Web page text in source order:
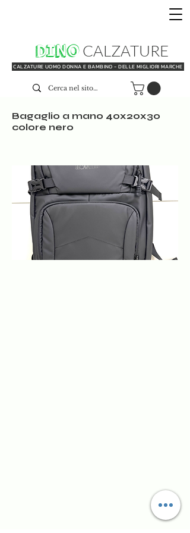
DINO
CALZATURE UOMO DONNA E BAMBINO - DELLE MIGLIORI MARCHE
CALZATURE
Bagaglio a mano 40x20x30
colore nero